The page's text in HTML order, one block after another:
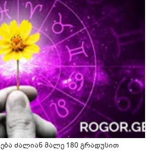
ძალიან მალე 180 გრადუსით